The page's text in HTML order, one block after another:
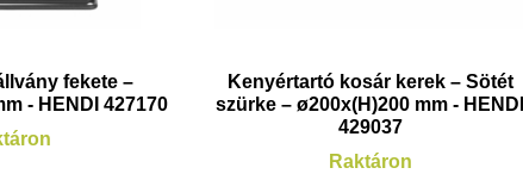
fekete –
- HENDI 427170
Kenyértartó kosár kerek – Sötét
szürke – ø200x(H)200 mm - HENDI
429037
Raktáron